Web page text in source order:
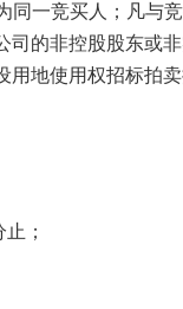
同一竞买人；凡与
的非控股股东或
地使用权招标拍卖
；